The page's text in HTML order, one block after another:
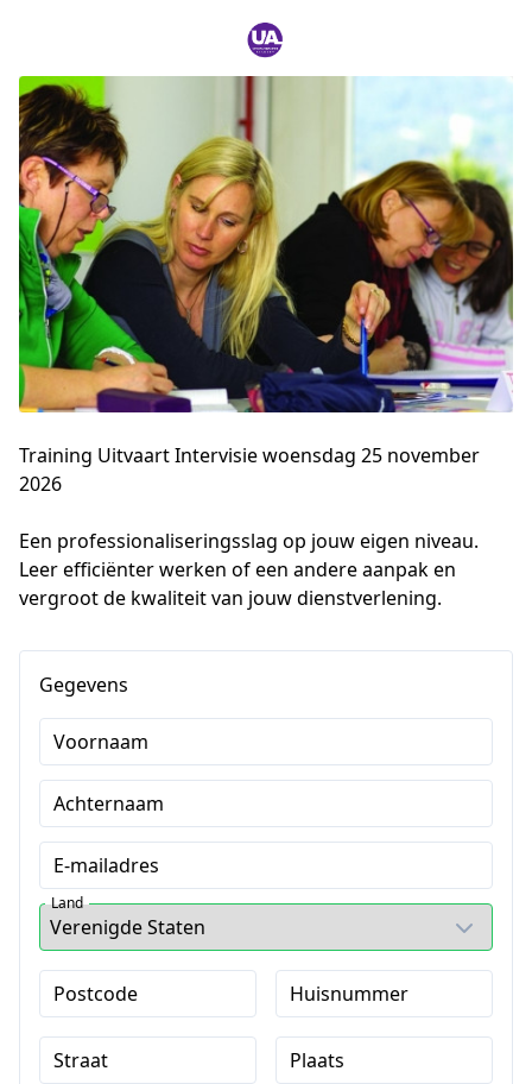
Training Uitvaart Intervisie woensdag 25 november
2026
Een professionaliseringsslag op jouw eigen niveau.
Leer efficiënter werken of een andere aanpak en
vergroot de kwaliteit van jouw dienstverlening.
Gegevens
Voornaam
Achternaam
E-mailadres
Land
Postcode Huisnummer
Straat Plaats